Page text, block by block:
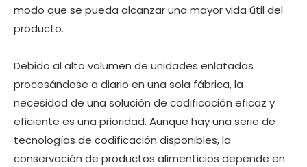
modo que se pueda alcanzar una mayor vida útil del
producto.
Debido al alto volumen de unidades enlatadas
procesándose a diario en una sola fábrica, la
necesidad de una solución de codificación eficaz y
eficiente es una prioridad. Aunque hay una serie de
tecnologías de codificación disponibles, la
conservación de productos alimenticios depende en